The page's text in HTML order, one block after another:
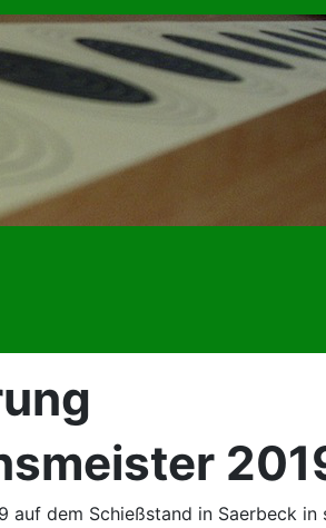
dem Schießstand in Saerbeck